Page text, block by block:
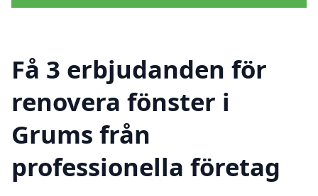
Få 3 erbjudanden för
renovera fönster i
Grums från
professionella företag